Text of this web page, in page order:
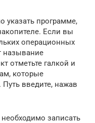
указать программе,
Если вы
операционных
называние
отметьте галкой и
которые
введите, нажав
записать